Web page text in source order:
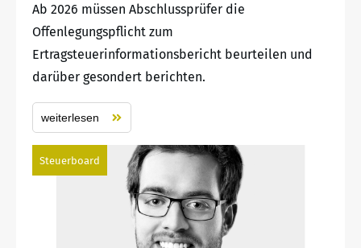
Ab 2026 müssen Abschlussprüfer die
Offenlegungspflicht zum
Ertragsteuerinformationsbericht beurteilen und
darüber gesondert berichten.
weiterlesen
Steuerboard